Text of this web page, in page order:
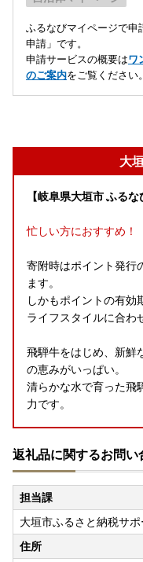
ふるなびマイページで申
申請」です。
申請サービスの概要はワ
のご案内をご覧ください。
大
【岐阜県大垣市 ふる
忙しい方におすすめ！
寄附時はポイント発行
ます。
しかもポイントの有効
ライフスタイルに合わ
飛騨牛をはじめ、新鮮
の恵みがいっぱい。
清らかな水で育った飛
力です。
※お申込み＝返礼品発
ト」の付与になります
※寄附は10,000円から
詳細はこちら
返礼品に関するお問い
担当課
大垣市ふるさと納税サ
住所